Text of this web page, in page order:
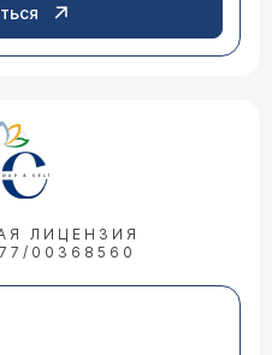
ЛИЦЕНЗИЯ
00368560